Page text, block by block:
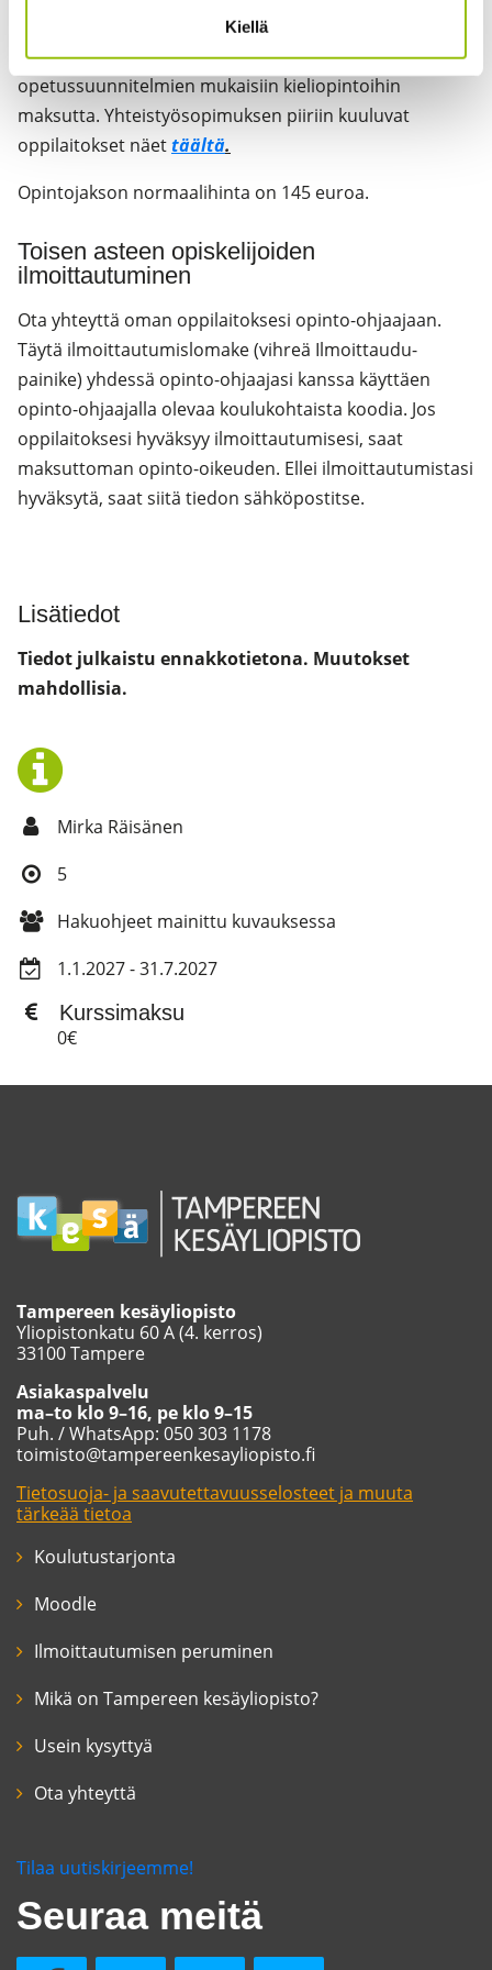
Kiellä
Tampereen kesäyliopiston järjestämiin avoimiin
yliopisto-opintoihin ja korkeakoulujen
opetussuunnitelmien mukaisiin kieliopintoihin
maksutta. Yhteistyösopimuksen piiriin kuuluvat
oppilaitokset näettäältä.
Opintojakson normaalihinta on 145 euroa.
Toisen asteen opiskelijoiden
ilmoittautuminen
Ota yhteyttä oman oppilaitoksesi opinto-ohjaajaan.
Täytä ilmoittautumislomake (vihreä Ilmoittaudu-
painike) yhdessä opinto-ohjaajasi kanssa käyttäen
opinto-ohjaajalla olevaa koulukohtaista koodia. Jos
oppilaitoksesi hyväksyy ilmoittautumisesi, saat
maksuttoman opinto-oikeuden. Ellei ilmoittautumistasi
hyväksytä, saat siitä tiedon sähköpostitse.
Lisätiedot
Tiedot julkaistu ennakkotietona. Muutokset
mahdollisia.
Mirka Räisänen
5
Hakuohjeet mainittu kuvauksessa
1.1.2027 - 31.7.2027
Kurssimaksu
0€
Tampereen kesäyliopisto
Yliopistonkatu 60 A (4. kerros)
33100 Tampere
Asiakaspalvelu
ma–to klo 9–16, pe klo 9–15
Puh. / WhatsApp: 050 303 1178
toimisto@tampereenkesayliopisto.fi
Tietosuoja- ja saavutettavuusselosteet ja muuta
tärkeää tietoa
Koulutustarjonta
Moodle
Ilmoittautumisen peruminen
Mikä on Tampereen kesäyliopisto?
Usein kysyttyä
Ota yhteyttä
Tilaa uutiskirjeemme!
Seuraa meitä